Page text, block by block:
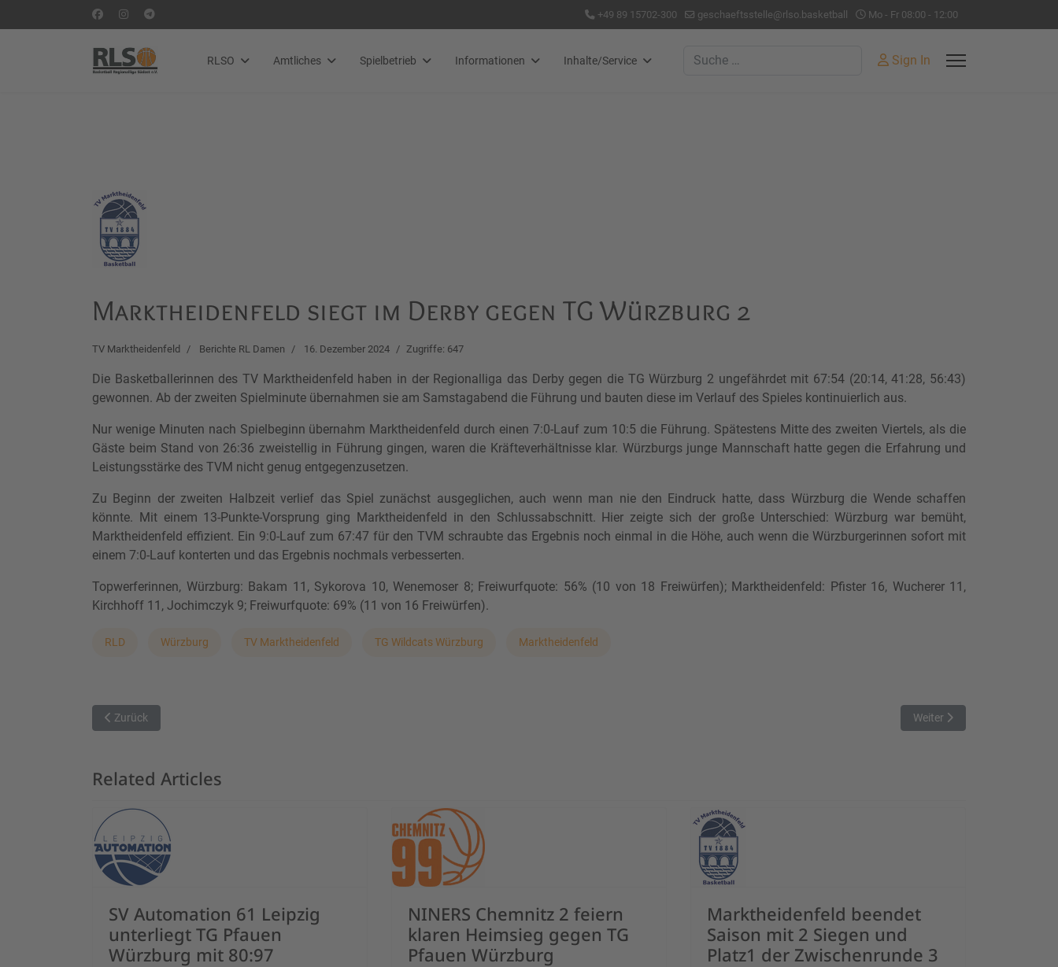
+49 89 15702-300 geschaeftsstelle@rlso.basketball Mo - Fr 08:00 - 12:00
RLSO Amtliches Spielbetrieb Informationen Inhalte/Service Suchen Sign In
Marktheidenfeld siegt im Derby gegen TG Würzburg 2
TV Marktheidenfeld Berichte RL Damen 16. Dezember 2024 Zugriffe: 647
Die Basketballerinnen des TV Marktheidenfeld haben in der Regionalliga das Derby gegen die TG Würzburg 2 ungefährdet mit 67:54 (20:14, 41:28, 56:43)
gewonnen. Ab der zweiten Spielminute übernahmen sie am Samstagabend die Führung und bauten diese im Verlauf des Spieles kontinuierlich aus.
Nur wenige Minuten nach Spielbeginn übernahm Marktheidenfeld durch einen 7:0-Lauf zum 10:5 die Führung. Spätestens Mitte des zweiten Viertels, als die
Gäste beim Stand von 26:36 zweistellig in Führung gingen, waren die Kräfteverhältnisse klar. Würzburgs junge Mannschaft hatte gegen die Erfahrung und
Leistungsstärke des TVM nicht genug entgegenzusetzen.
Zu Beginn der zweiten Halbzeit verlief das Spiel zunächst ausgeglichen, auch wenn man nie den Eindruck hatte, dass Würzburg die Wende schaffen
könnte. Mit einem 13-Punkte-Vorsprung ging Marktheidenfeld in den Schlussabschnitt. Hier zeigte sich der große Unterschied: Würzburg war bemüht,
Marktheidenfeld effizient. Ein 9:0-Lauf zum 67:47 für den TVM schraubte das Ergebnis noch einmal in die Höhe, auch wenn die Würzburgerinnen sofort mit
einem 7:0-Lauf konterten und das Ergebnis nochmals verbesserten.
Topwerferinnen, Würzburg: Bakam 11, Sykorova 10, Wenemoser 8; Freiwurfquote: 56% (10 von 18 Freiwürfen); Marktheidenfeld: Pfister 16, Wucherer 11,
Kirchhoff 11, Jochimczyk 9; Freiwurfquote: 69% (11 von 16 Freiwürfen).
RLD Würzburg TV Marktheidenfeld TG Wildcats Würzburg Marktheidenfeld
Vorheriger Beitrag: Der heiß ersehnte Sieg
Zurück Nächster Beitrag: Niederlage
Weiter
Related Articles
SV Automation 61 Leipzig
unterliegt TG Pfauen
Würzburg mit 80:97
NINERS Chemnitz 2 feiern
klaren Heimsieg gegen TG
Pfauen Würzburg
Marktheidenfeld beendet
Saison mit 2 Siegen und
Platz1 der Zwischenrunde 3